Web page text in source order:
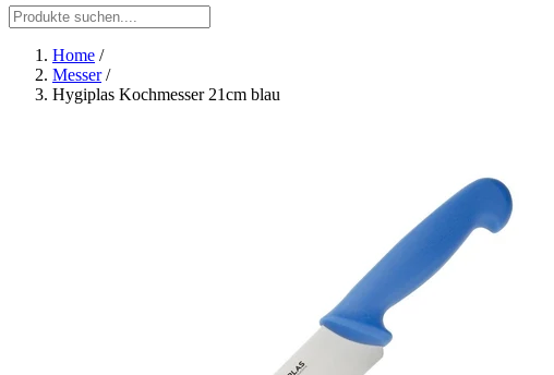
Home /
Messer/
Hygiplas Kochmesser 21cm blau